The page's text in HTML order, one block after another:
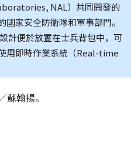
NAL）共同開發的
家安全防衛隊和軍事部門。
計便於放置在士兵背包中，可
用即時作業系統（Real-time
蘇翰揚。